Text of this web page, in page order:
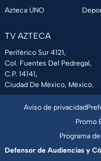
Azteca UNO
TV AZTECA
Periférico Sur 4121,
Col. Fuentes Del Pedregal,
C.P. 14141,
Ciudad De México, México.
Aviso de privacidad
Promo
Programa
Defensor de Audiencias y